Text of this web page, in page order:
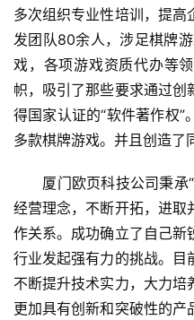
首
页
茶
原
创
游
戏
多次组织专业性培训，提
发团队80余人，涉足棋牌
戏，各项游戏资质代办等
帜，吸引了那些要求通过创
得国家认证的“软件著作权”
多款棋牌游戏。并且创造了
厦门欧页科技公司秉承“
经营理念，不断开拓，进取
作关系。成功确立了自己新
行业发起强有力的挑战。目
不断提升技术实力，大力
更加具有创新和突破性的产